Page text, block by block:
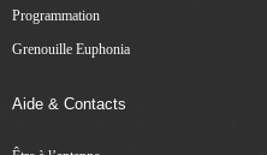
Programmation
Grenouille Euphonia
Aide & Contacts